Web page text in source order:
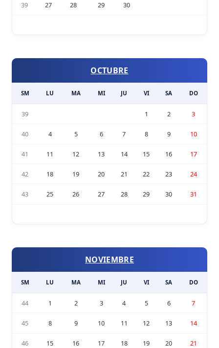
39 27 28 29 30
OCTUBRE
SM LU MA MI JU VI SA DO
39 1 2 3
40 4 5 6 7 8 9 10
41 11 12 13 14 15 16 17
42 18 19 20 21 22 23 24
43 25 26 27 28 29 30 31
NOVIEMBRE
SM LU MA MI JU VI SA DO
44 1 2 3 4 5 6 7
45 8 9 10 11 12 13 14
46 15 16 17 18 19 20 21